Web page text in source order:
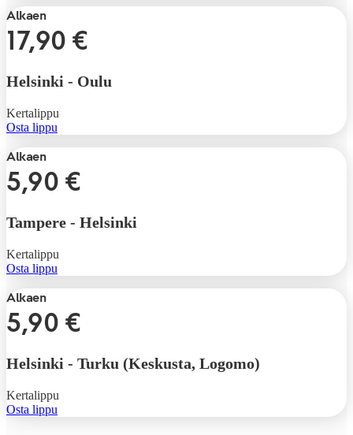
Alkaen
17,90 €
Helsinki - Oulu
Kertalippu
Osta lippu
Alkaen
5,90 €
Tampere - Helsinki
Kertalippu
Osta lippu
Alkaen
5,90 €
Helsinki - Turku (Keskusta, Logomo)
Kertalippu
Osta lippu